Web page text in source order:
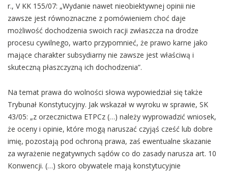
r., V KK 155/07: „Wydanie nawet nieobiektywnej opinii nie
zawsze jest równoznaczne z pomówieniem choć daje
możliwość dochodzenia swoich racji zwłaszcza na drodze
procesu cywilnego, warto przypomnieć, że prawo karne jako
mające charakter subsydiarny nie zawsze jest właściwą i
skuteczną płaszczyzną ich dochodzenia”.
Na temat prawa do wolności słowa wypowiedział się także
Trybunał Konstytucyjny. Jak wskazał w wyroku w sprawie, SK
43/05: „z orzecznictwa ETPCz (…) należy wyprowadzić wniosek,
że oceny i opinie, które mogą naruszać czyjąś cześć lub dobre
imię, pozostają pod ochroną prawa, zaś ewentualne skazanie
za wyrażenie negatywnych sądów co do zasady narusza art. 10
Konwencji. (…) skoro obywatele mają konstytucyjnie